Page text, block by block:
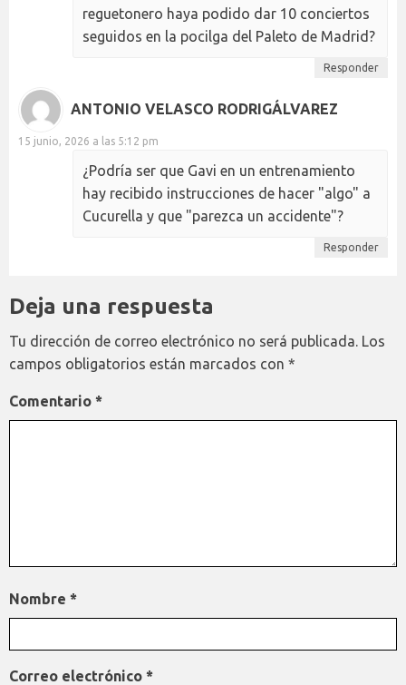
reguetonero haya podido dar 10 conciertos
seguidos en la pocilga del Paleto de Madrid?
Responder
ANTONIO VELASCO RODRIGÁLVAREZ
15 junio, 2026 a las 5:12 pm
¿Podría ser que Gavi en un entrenamiento
hay recibido instrucciones de hacer "algo" a
Cucurella y que "parezca un accidente"?
Responder
Deja una respuesta
Tu dirección de correo electrónico no será publicada. Los
campos obligatorios están marcados con *
Comentario *
Nombre *
Correo electrónico *